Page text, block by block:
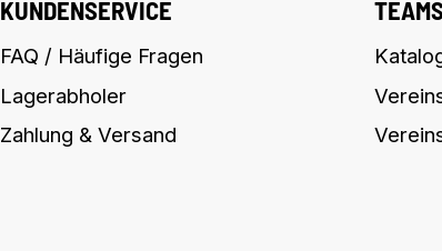
KUNDENSERVICE
FAQ / Häufige Fragen
Lagerabholer
Zahlung & Versand